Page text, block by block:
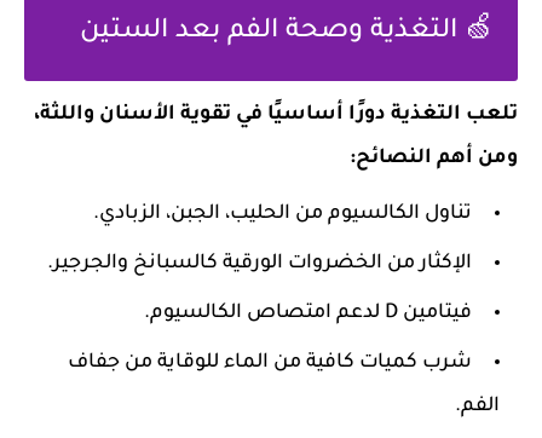
🍏 التغذية وصحة الفم بعد الستين
تلعب التغذية دورًا أساسيًا في تقوية الأسنان واللثة،
ومن أهم النصائح:
تناول الكالسيوم من الحليب، الجبن، الزبادي.
الإكثار من الخضروات الورقية كالسبانخ والجرجير.
فيتامين D لدعم امتصاص الكالسيوم.
شرب كميات كافية من الماء للوقاية من جفاف
الفم.